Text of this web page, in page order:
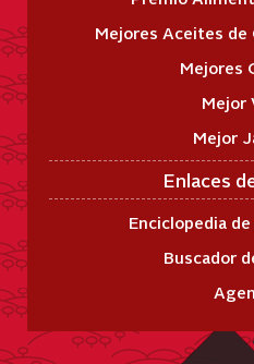
Mejores Aceites de
Mejores
Mejor
Mejor
Enlaces
Enciclopedia
Buscador